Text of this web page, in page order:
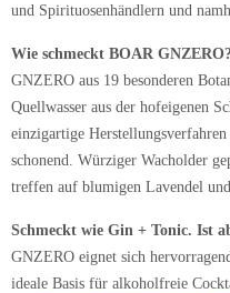
und Spirituosenhändlern und
Wie schmeckt BOAR GNZERO?
GNZERO aus 19 besonderen
Quellwasser aus der hofeigenen
einzigartige
schonend. Würziger Wacholder
treffen auf blumigen Lavendel
Schmeckt wie Gin + Tonic. Ist
GNZERO eignet sich
ideale Basis für alkoholfreie